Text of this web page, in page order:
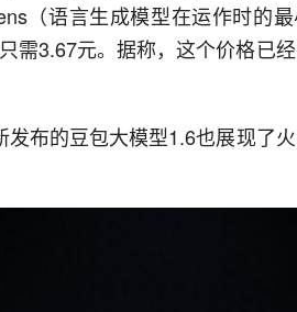
（语言生成模型在运作时的
需3.67元。据称，这个价格已
布的豆包大模型1.6也展现了